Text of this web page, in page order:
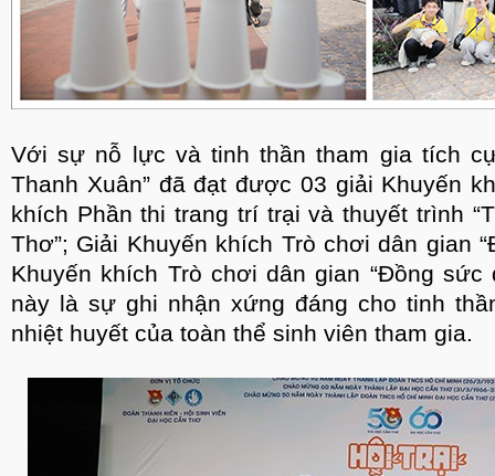
Với sự nỗ lực và tinh thần tham gia tích
Thanh Xuân” đã đạt được 03 giải Khuyến
khích Phần thi trang trí trại và thuyết trình
Thơ”; Giải Khuyến khích Trò chơi dân gian
Khuyến khích Trò chơi dân gian “Đồng sức
này là sự ghi nhận xứng đáng cho tinh
nhiệt huyết của toàn thể sinh viên tham gia.